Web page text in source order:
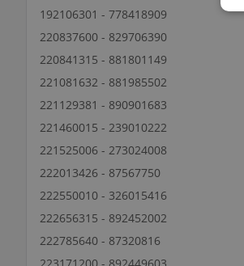
192106301 - 778418909
220837600 - 829706390
220841315 - 881801149
221081632 - 881985502
221129381 - 890901683
221460015 - 239010222
221525006 - 273024008
222013426 - 87567750
222550010 - 326015416
222656315 - 892452002
222785640 - 87320816